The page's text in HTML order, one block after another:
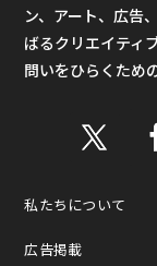
ン、アート、広告
ばるクリエイティ
問いをひらくため
私たちについて
広告掲載